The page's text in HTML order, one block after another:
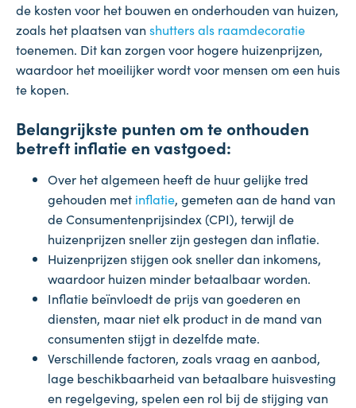
de kosten voor het bouwen en onderhouden van huizen,
zoals het plaatsen van shutters als raamdecoratie
toenemen. Dit kan zorgen voor hogere huizenprijzen,
waardoor het moeilijker wordt voor mensen om een huis
te kopen.
Belangrijkste punten om te onthouden
betreft inflatie en vastgoed:
Over het algemeen heeft de huur gelijke tred
gehouden met inflatie, gemeten aan de hand van
de Consumentenprijsindex (CPI), terwijl de
huizenprijzen sneller zijn gestegen dan inflatie.
Huizenprijzen stijgen ook sneller dan inkomens,
waardoor huizen minder betaalbaar worden.
Inflatie beïnvloedt de prijs van goederen en
diensten, maar niet elk product in de mand van
consumenten stijgt in dezelfde mate.
Verschillende factoren, zoals vraag en aanbod,
lage beschikbaarheid van betaalbare huisvesting
en regelgeving, spelen een rol bij de stijging van